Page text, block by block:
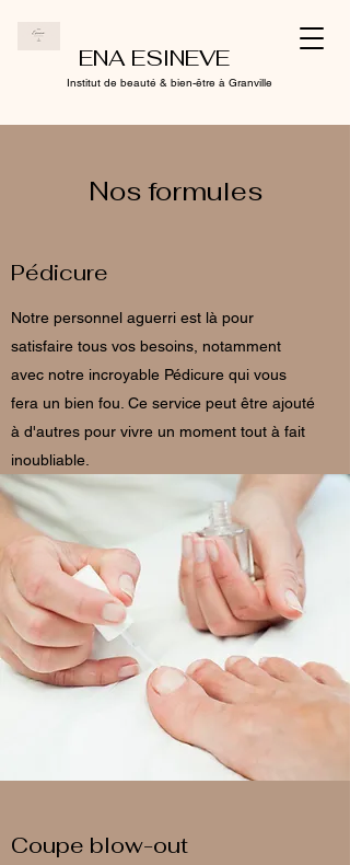
ENA ESINEVE
Institut de beauté & bien-être à Granville
Nos formules
Pédicure
Notre personnel aguerri est là pour
satisfaire tous vos besoins, notamment
avec notre incroyable Pédicure qui vous
fera un bien fou. Ce service peut être ajouté
à d'autres pour vivre un moment tout à fait
inoubliable.
Coupe blow-out